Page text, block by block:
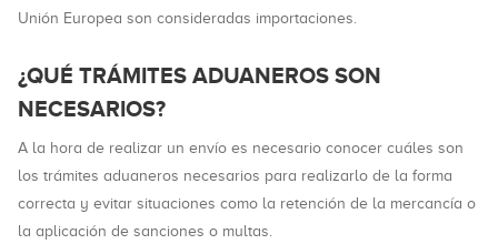
Unión Europea son consideradas importaciones.
¿QUÉ TRÁMITES ADUANEROS SON
NECESARIOS?
A la hora de realizar un envío es necesario conocer cuáles son
los trámites aduaneros necesarios para realizarlo de la forma
correcta y evitar situaciones como la retención de la mercancía o
la aplicación de sanciones o multas.